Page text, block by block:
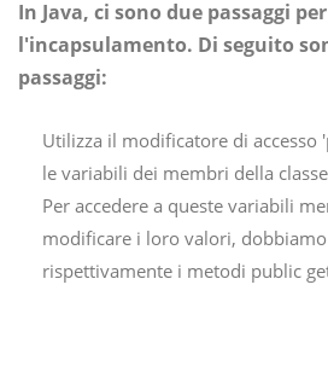
In Java, ci sono due passaggi
l'incapsulamento. Di seguito
passaggi:
Utilizza il modificatore di accesso
le variabili dei membri della
Per accedere a queste variabili
modificare i loro valori,
rispettivamente i metodi public